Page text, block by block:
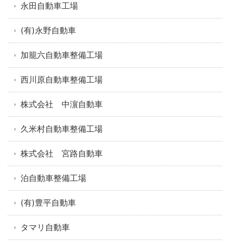
永田自動車工場
(有)永野自動車
加籠六自動車整備工場
西川原自動車整備工場
株式会社 中濵自動車
久米村自動車整備工場
株式会社 宮路自動車
泊自動車整備工場
(有)豊平自動車
タマリ自動車